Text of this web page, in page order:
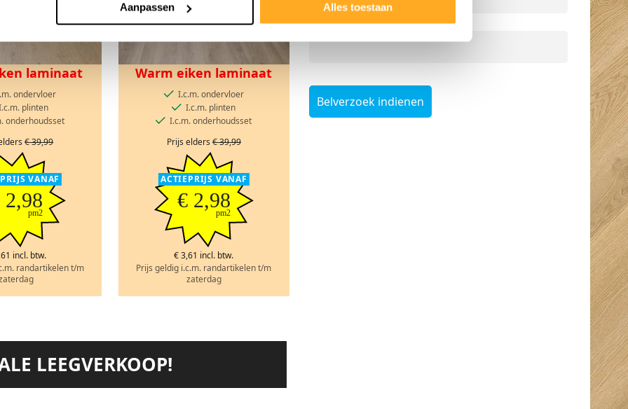
Aanpassen Alles toestaan
laminaat
ondervloer
plinten
onderhoudsset
€ 39,99
VANAF
2,98
pm2
incl. btw.
randartikelen t/m
Warm eiken laminaat
I.c.m. ondervloer
I.c.m. plinten
I.c.m. onderhoudsset
Prijs elders€ 39,99
ACTIEPRIJS VANAF
€ 2,98
pm2
€ 3,61 incl. btw.
Prijs geldig i.c.m. randartikelen t/m
zaterdag
LEEGVERKOOP!
Telefoonnummer*
Belverzoek indienen